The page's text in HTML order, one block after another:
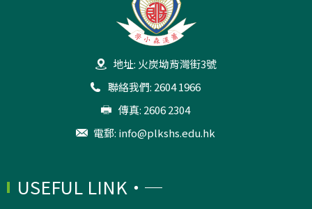
地址: 火炭坳背灣街3號
聯絡我們: 2604 1966
傳真: 2606 2304
電郵: info@plkshs.edu.hk
USEFUL LINK